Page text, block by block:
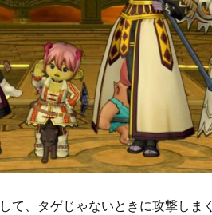
て、タゲじゃないときに攻撃しま